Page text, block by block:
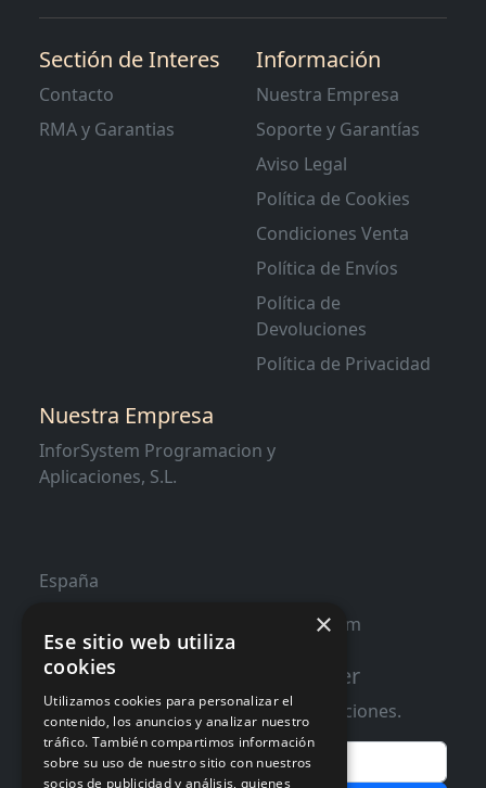
Sectión de Interes
Contacto
RMA y Garantias
Información
Nuestra Empresa
Soporte y Garantías
Aviso Legal
Política de Cookies
Condiciones Venta
Política de Envíos
Política de
Devoluciones
Política de Privacidad
Nuestra Empresa
InforSystem Programacion y
Aplicaciones, S.L.
España
contacto@distribucioninformatica.com
Suscribete a nuestro Newsletter
Te informaremos de ofertas y promociones.
Email
×
Ese sitio web utiliza
cookies
Utilizamos cookies para personalizar el
contenido, los anuncios y analizar nuestro
tráfico. También compartimos información
sobre su uso de nuestro sitio con nuestros
socios de publicidad y análisis, quienes